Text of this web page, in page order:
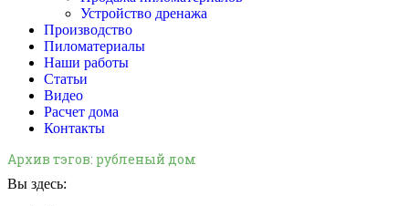
Устройство дренажа
Производство
Пиломатериалы
Наши работы
Статьи
Видео
Расчет дома
Контакты
Архив тэгов: рубленый дом
Вы здесь: